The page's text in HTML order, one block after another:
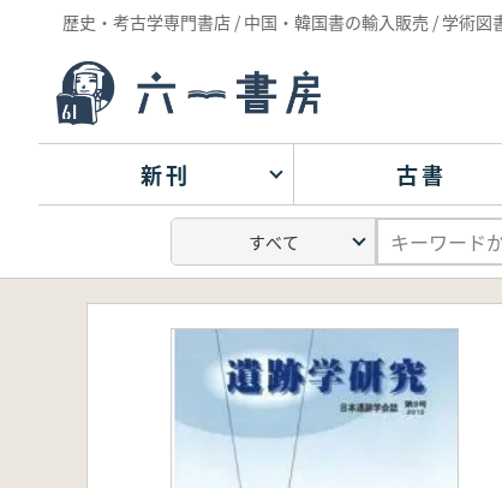
歴史・考古学専門書店 / 中国・韓国書の輸入販売 / 学術図
新刊 古書